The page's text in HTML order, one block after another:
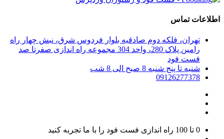
اطلاعات تماس
تهران، فلکه دوم صادقیه بلوار فردوس شرق، نبش چهار راه
رامین پلاک 280، واحد 304 مجموعه راه اندازی صفرتا صد
فست فود
شنبه تا پنج شنبه 8 صبح الی 8 شب
09126277378
0 تا 100 راه اندازی فست فود را با ما تجربه کنید